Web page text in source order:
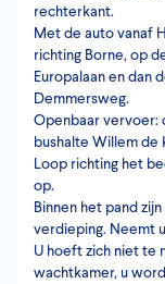
rechterkant.
Met de auto vanaf
richting Borne, op
Europalaan en dan
Demmersweg.
Openbaar vervoer:
bushalte Willem de
Loop richting het
op.
Binnen het pand
verdieping. Neemt
U hoeft zich niet te
wachtkamer, u